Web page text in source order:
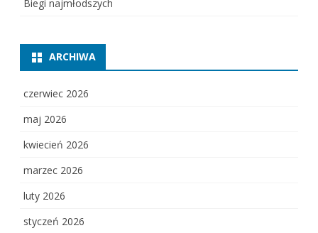
Biegi najmłodszych
ARCHIWA
czerwiec 2026
maj 2026
kwiecień 2026
marzec 2026
luty 2026
styczeń 2026